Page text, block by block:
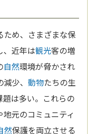
ため、さまざまな保
、近年は観光客の増
自然環境が脅かされ
減少、動物たちの生
は多い。これらの
元のコミュニティ
然保護を両立させる